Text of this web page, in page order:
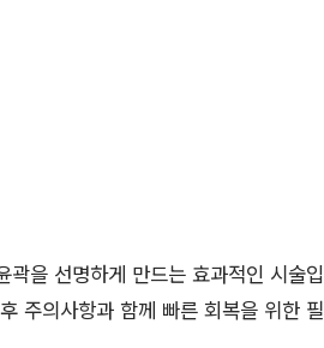
을 선명하게 만드는 효과적인 시술
주의사항과 함께 빠른 회복을 위한